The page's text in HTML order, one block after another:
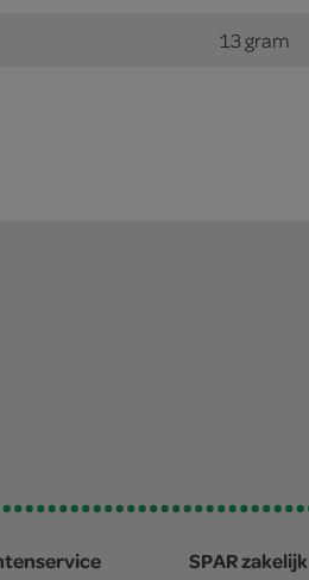
13 gram
SPAR zakelijk